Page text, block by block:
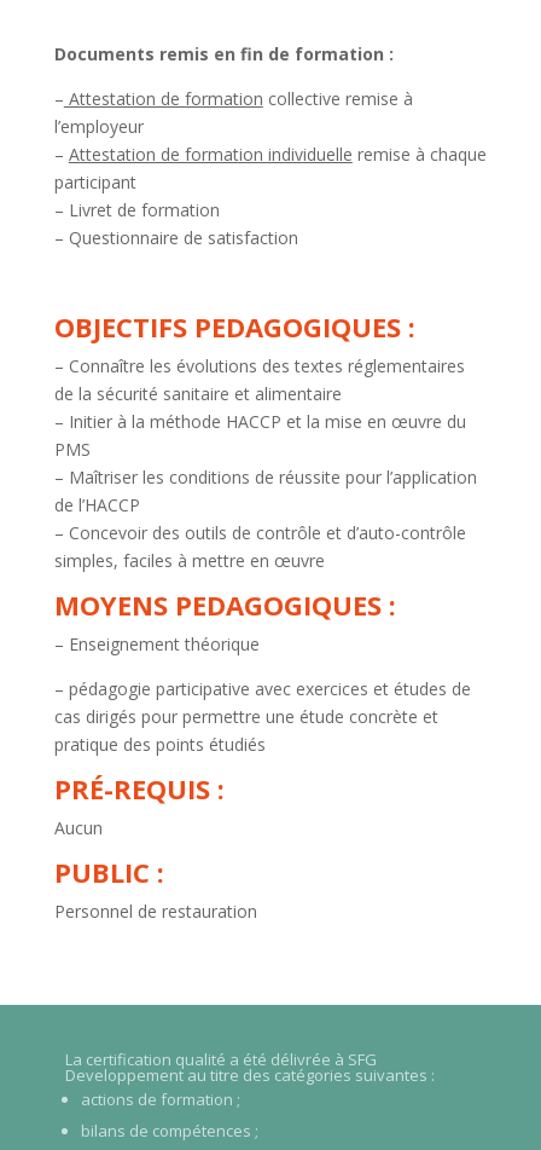
Documents remis en fin de formation :
– Attestation de formation collective remise à
l’employeur
– Attestation de formation individuelle remise à chaque
participant
– Livret de formation
– Questionnaire de satisfaction
OBJECTIFS PEDAGOGIQUES :
– Connaître les évolutions des textes réglementaires
de la sécurité sanitaire et alimentaire
– Initier à la méthode HACCP et la mise en œuvre du
PMS
– Maîtriser les conditions de réussite pour l’application
de l’HACCP
– Concevoir des outils de contrôle et d’auto-contrôle
simples, faciles à mettre en œuvre
MOYENS PEDAGOGIQUES :
– Enseignement théorique
– pédagogie participative avec exercices et études de
cas dirigés pour permettre une étude concrète et
pratique des points étudiés
PRÉ-REQUIS :
Aucun
PUBLIC :
Personnel de restauration
La certification qualité a été délivrée à SFG
Developpement au titre des catégories suivantes :
actions de formation ;
bilans de compétences ;